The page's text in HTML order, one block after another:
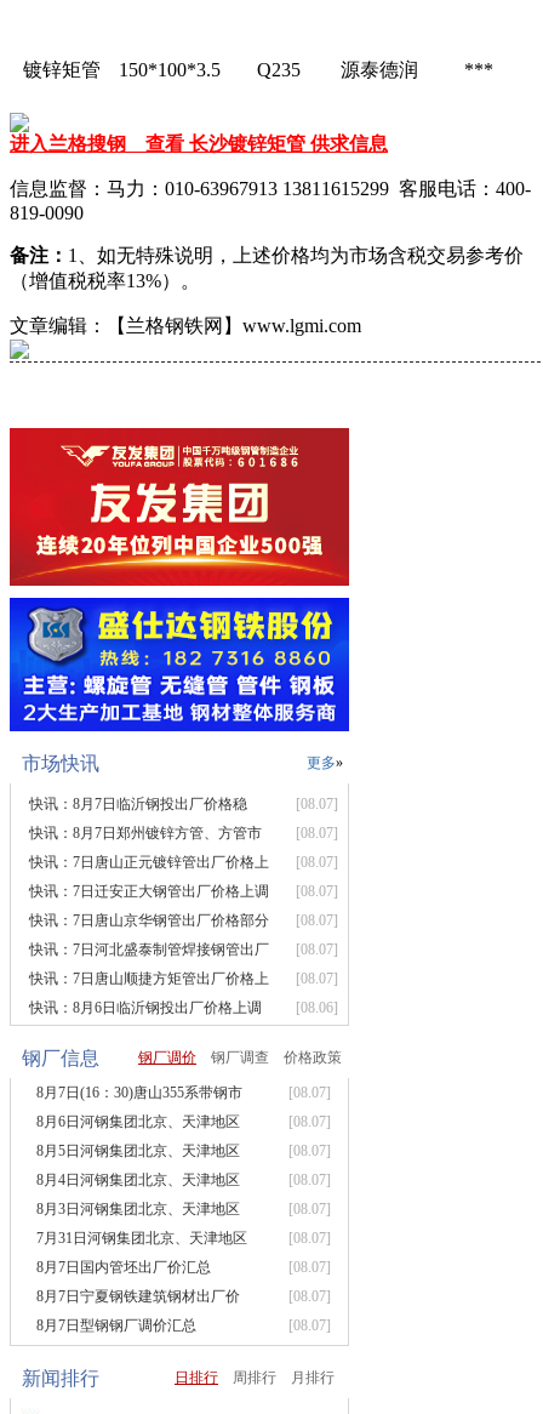
镀锌矩管 150*100*3.5 Q235 源泰德润 ***
进入兰格搜钢 查看 长沙镀锌矩管 供求信息
信息监督：马力：010-63967913 13811615299 客服电话：400-
819-0090
备注： 1、如无特殊说明，上述价格均为市场含税交易参考价
（增值税税率13%）。
文章编辑：【兰格钢铁网】www.lgmi.com